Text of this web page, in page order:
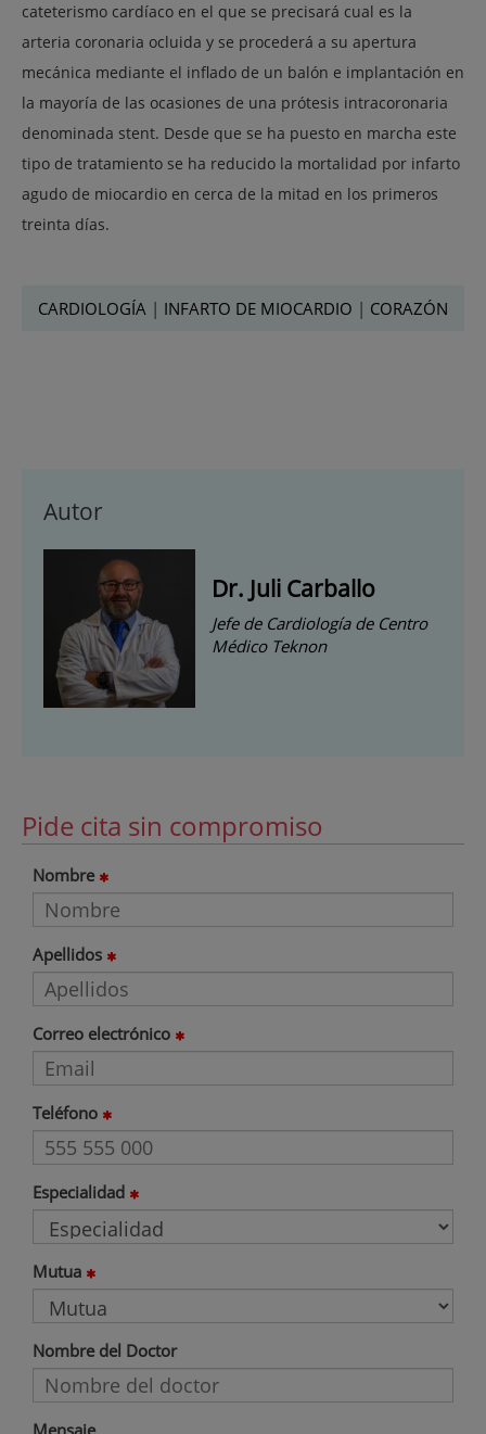
cateterismo cardíaco en el que se precisará cual es la
arteria coronaria ocluida y se procederá a su apertura
mecánica mediante el inflado de un balón e implantación en
la mayoría de las ocasiones de una prótesis intracoronaria
denominada stent. Desde que se ha puesto en marcha este
tipo de tratamiento se ha reducido la mortalidad por infarto
agudo de miocardio en cerca de la mitad en los primeros
treinta días.
CARDIOLOGÍA | INFARTO DE MIOCARDIO | CORAZÓN
Autor
Dr. Juli Carballo
Jefe de Cardiología de Centro
Médico Teknon
Pide cita sin compromiso
Nombre
Apellidos
Correo electrónico
Teléfono
Especialidad
Mutua
Nombre del Doctor